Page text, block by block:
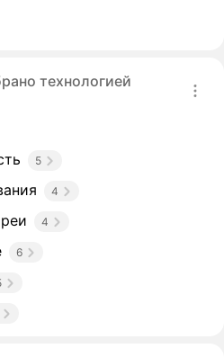
технологией
5
4
4
6